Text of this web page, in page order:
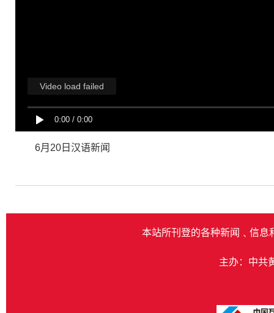
0:00 / 0:00
Video load failed
6月20日汉语新闻
本站所刊登的各种新闻﹑信息
主办：中共